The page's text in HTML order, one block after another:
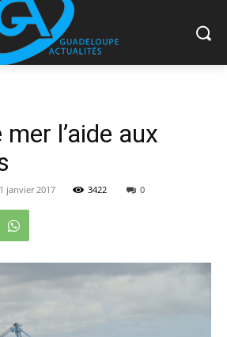
mer l’aide aux
janvier 2017 3422 0